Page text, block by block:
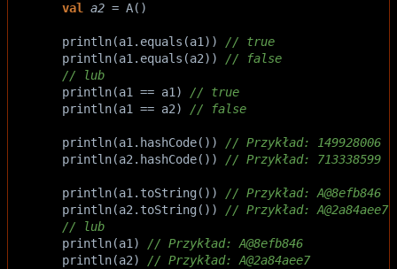
val a2 = A()
println(a1. equals (a1)) // true
println(a1. equals (a2)) // false
// lub
println(a1 == a1) // true
println(a1 == a2) // false
println(a1. hashCode()) // Przykład: 149928006
println(a2. hashCode()) // Przykład: 713338599
println(a1. toString()) // Przykład: A@8efb846
println(a2. toString()) // Przykład: A@2a84aee7
// lub
println(a1) // Przykład: A@8efb846
println(a2) // Przykład: A@2a84aee7